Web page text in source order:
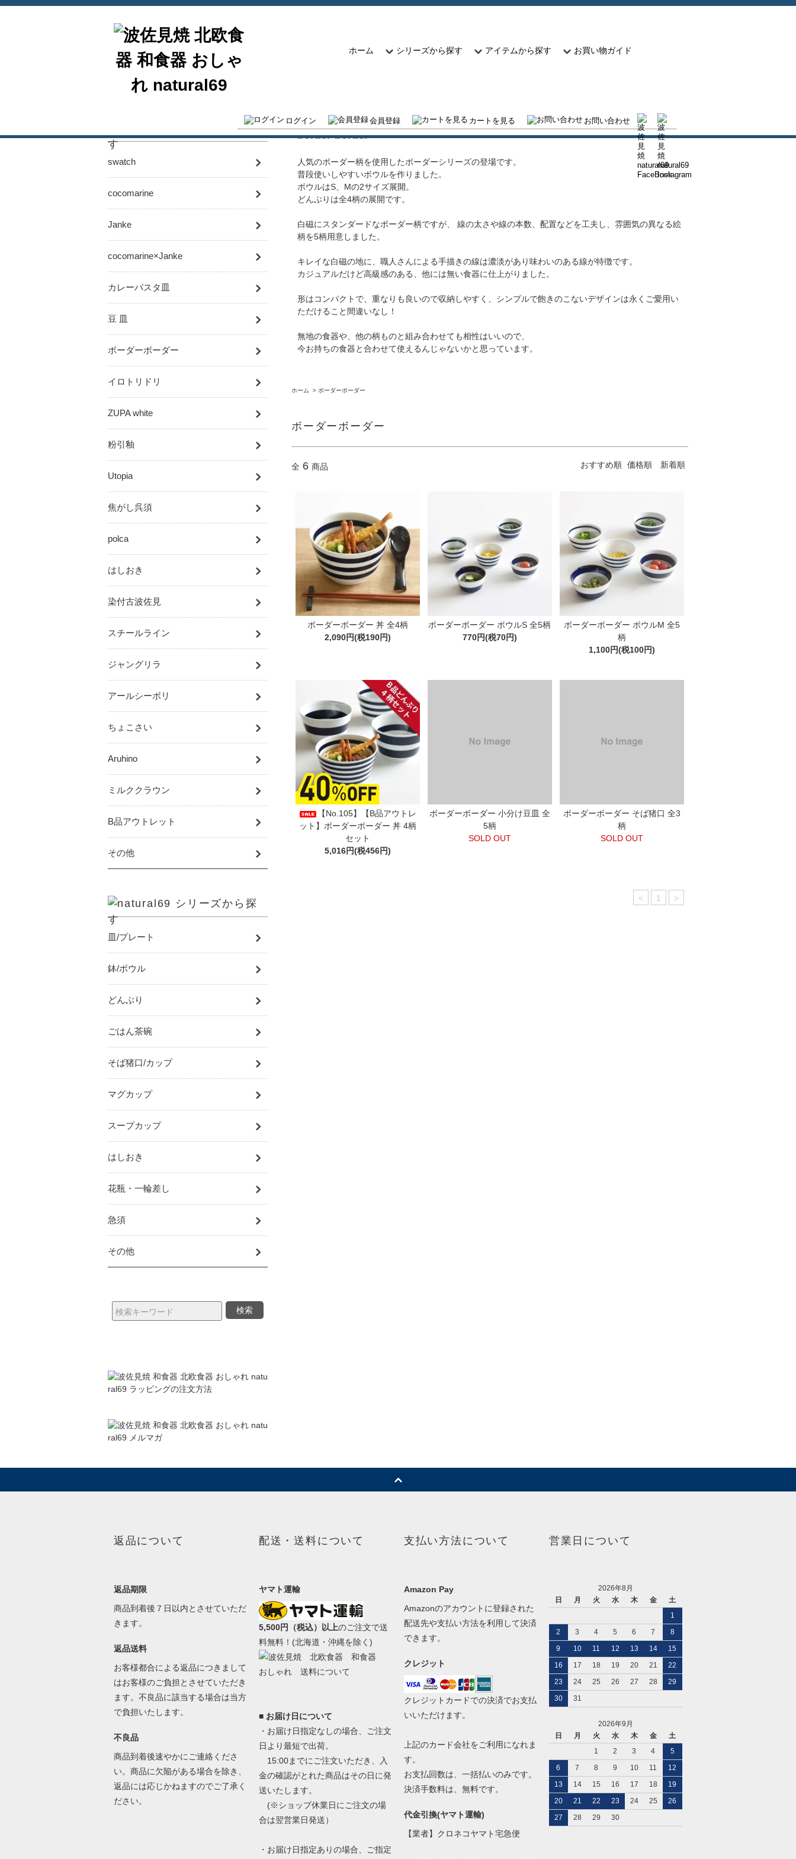
ログイン 会員登録 カートを見る お問い合わせ
ホーム シリーズから探す アイテムから探す お買い物ガイド
ボーダーボーダー
border-border
人気のボーダー柄を使用したボーダーシリーズの登場です。
普段使いしやすいボウルを作りました。
ボウルはS、Mの2サイズ展開。
どんぶりは全4柄の展開です。
白磁にスタンダードなボーダー柄ですが、 線の太さや線の本数、配置などを工夫し、雰囲気の異なる絵
柄を5柄用意しました。
キレイな白磁の地に、職人さんによる手描きの線は濃淡があり味わいのある線が特徴です。
カジュアルだけど高級感のある、他には無い食器に仕上がりました。
形はコンパクトで、重なりも良いので収納しやすく、シンプルで飽きのこないデザインは永くご愛用い
ただけること間違いなし！
無地の食器や、他の柄ものと組み合わせても相性はいいので、
今お持ちの食器と合わせて使えるんじゃないかと思っています。
ホーム > ボーダーボーダー
ボーダーボーダー
全 6 商品 おすすめ順 価格順 新着順
ボーダーボーダー 丼 全4柄
2,090円(税190円)
ボーダーボーダー ボウルS 全5柄
770円(税70円)
ボーダーボーダー ボウルM 全5
柄
1,100円(税100円)
【No.105】【B品アウトレ
ット】ボーダーボーダー 丼 4柄
セット
5,016円(税456円)
ボーダーボーダー 小分け豆皿 全
5柄
SOLD OUT
ボーダーボーダー そば猪口 全3
柄
SOLD OUT
< 1 >
swatch
cocomarine
Janke
cocomarine×Janke
カレーパスタ皿
豆 皿
ボーダーボーダー
イロトリドリ
ZUPA white
粉引釉
Utopia
焦がし呉須
polca
はしおき
染付古波佐見
スチールライン
ジャングリラ
アールシーボリ
ちょこさい
Aruhino
ミルククラウン
B品アウトレット
その他
皿/プレート
鉢/ボウル
どんぶり
ごはん茶碗
そば猪口/カップ
マグカップ
スープカップ
はしおき
花瓶・一輪差し
急須
その他
検索
返品について
返品期限
商品到着後７日以内とさせていただ
きます。
返品送料
お客様都合による返品につきまして
はお客様のご負担とさせていただき
ます。不良品に該当する場合は当方
で負担いたします。
不良品
商品到着後速やかにご連絡くださ
い。商品に欠陥がある場合を除き、
返品には応じかねますのでご了承く
ださい。
配送・送料について
ヤマト運輸
5,500円（税込）以上のご注文で送
料無料！(北海道・沖縄を除く)
■ お届け日について
・お届け日指定なしの場合、ご注文
日より最短で出荷。
15:00までにご注文いただき、入
金の確認がとれた商品はその日に発
送いたします。
(※ショップ休業日にご注文の場
合は翌営業日発送）
・お届け日指定ありの場合、ご指定
支払い方法について
Amazon Pay
Amazonのアカウントに登録された
配送先や支払い方法を利用して決済
できます。
クレジット
クレジットカードでの決済でお支払
いいただけます。
上記のカード会社をご利用になれま
す。
お支払回数は、一括払いのみです。
決済手数料は、無料です。
代金引換(ヤマト運輸)
【業者】クロネコヤマト宅急便
営業日について
2026年8月
日
月 火 水 木 金
土
1
2
3 4 5 6 7
8
9
10 11 12 13 14
15
16
17 18 19 20 21
22
23
24 25 26 27 28
29
30
31
2026年9月
日
月 火 水 木 金
土
1
2 3 4
5
6
7 8 9 10 11
12
13
14 15 16 17 18
19
20
21 22 23 24 25
26
27
28 29 30